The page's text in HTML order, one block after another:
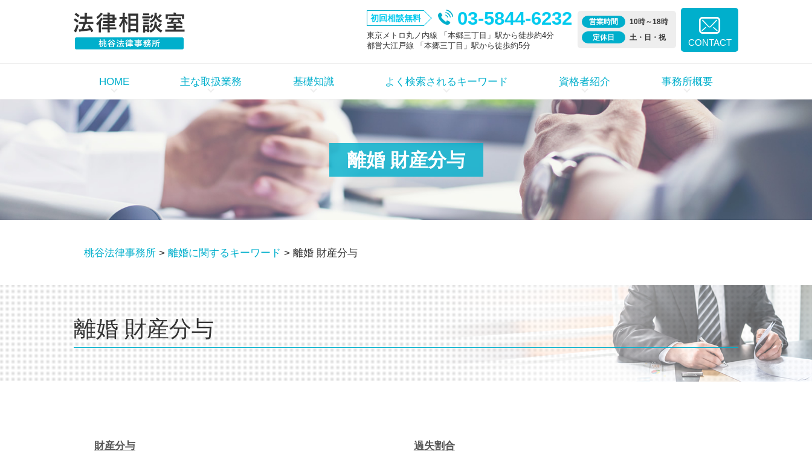
離婚 財産分与
初回相談無料 03-5844-6232
東京メトロ丸ノ内線 「本郷三丁目」駅から徒歩約4分
都営大江戸線 「本郷三丁目」駅から徒歩約5分
営業時間
10時～18時
定休日
土・日・祝 CONTACT
HOME 主な取扱業務 基礎知識 よく検索されるキーワード 資格者紹介 事務所概要
桃谷法律事務所 > 離婚に関するキーワード > 離婚 財産分与
離婚 財産分与
財産分与 過失割合